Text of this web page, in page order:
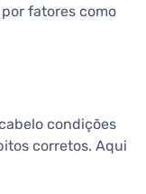
fatores como
condições
corretos. Aqui